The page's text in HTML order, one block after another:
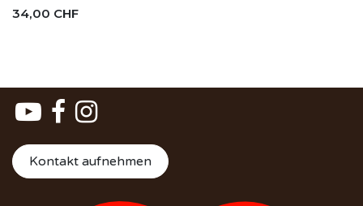
34,00 CHF
Kontakt aufnehmen